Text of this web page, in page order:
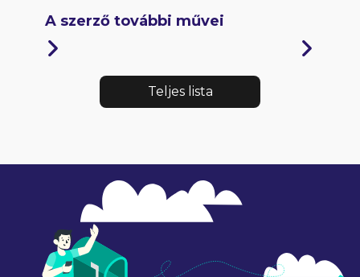
A szerző további művei
Teljes lista